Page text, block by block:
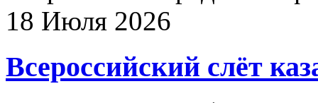
18 Июля 2026
Всероссийский слёт